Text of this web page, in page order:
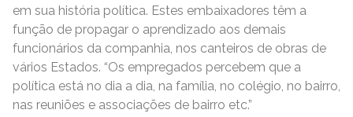
em sua história política. Estes embaixadores têm a
função de propagar o aprendizado aos demais
funcionários da companhia, nos canteiros de obras de
vários Estados. “Os empregados percebem que a
política está no dia a dia, na família, no colégio, no bairro,
nas reuniões e associações de bairro etc.”